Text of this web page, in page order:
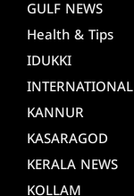
GULF NEWS
Health & Tips
IDUKKI
INTERNATIONAL
KANNUR
KASARAGOD
KERALA NEWS
KOLLAM